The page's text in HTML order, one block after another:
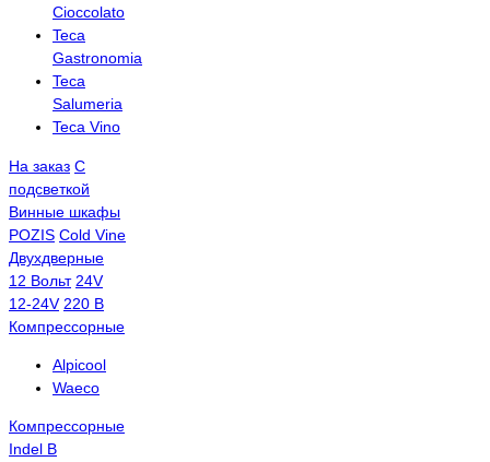
Cioccolato
Teca
Gastronomia
Teca
Salumeria
Teca Vino
На заказ С
подсветкой
Винные шкафы
POZIS Сold Vine
Двухдверные
12 Вольт 24V
12-24V 220 В
Компрессорные
Alpicool
Waeco
Компрессорные
Indel B